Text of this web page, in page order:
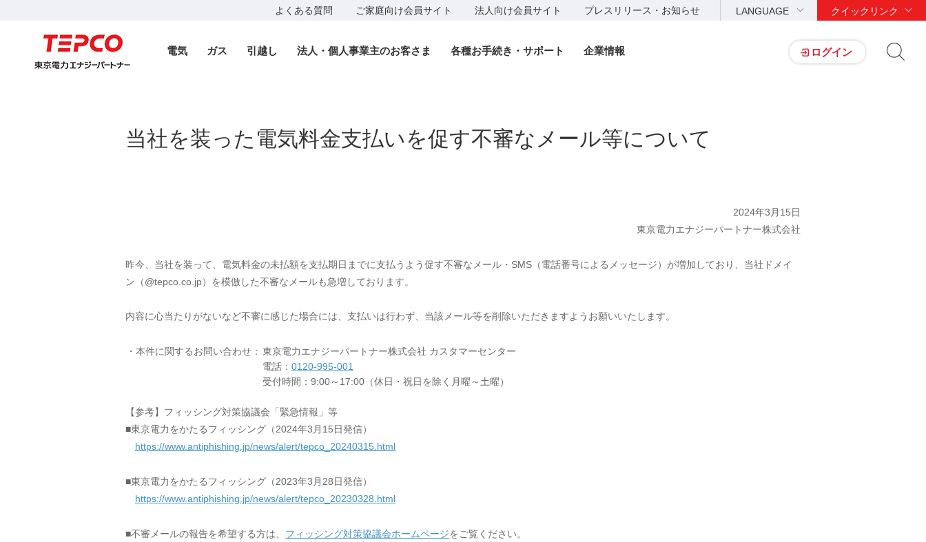
よくある質問 ご家庭向け会員サイト 法人向け会員サイト プレスリリース・お知らせ LANGUAGE クイックリンク
ログイン
電気 ガス 引越し 法人・個人事業主のお客さま 各種お手続き・サポート 企業情報
当社を装った電気料金支払いを促す不審なメール等について
2024年3月15日
東京電力エナジーパートナー株式会社
昨今、当社を装って、電気料金の未払額を支払期日までに支払うよう促す不審なメール・SMS（電話番号によるメッセージ）が増加しており、当社ドメイ
ン（@tepco.co.jp）を模倣した不審なメールも急増しております。
内容に心当たりがないなど不審に感じた場合には、支払いは行わず、当該メール等を削除いただきますようお願いいたします。
・本件に関するお問い合わせ： 東京電力エナジーパートナー株式会社 カスタマーセンター
電話： 0120-995-001
受付時間：9:00～17:00（休日・祝日を除く月曜～土曜）
【参考】フィッシング対策協議会「緊急情報」等
■東京電力をかたるフィッシング（2024年3月15日発信）
https://www.antiphishing.jp/news/alert/tepco_20240315.html
■東京電力をかたるフィッシング（2023年3月28日発信）
https://www.antiphishing.jp/news/alert/tepco_20230328.html
■不審メールの報告を希望する方は、 フィッシング対策協議会ホームページをご覧ください。